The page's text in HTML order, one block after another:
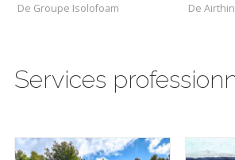
De Groupe Isolofoam De
Services